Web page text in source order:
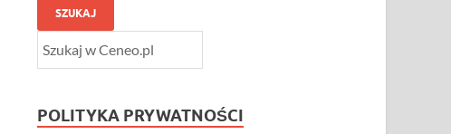
SZUKAJ
POLITYKA PRYWATNOŚCI